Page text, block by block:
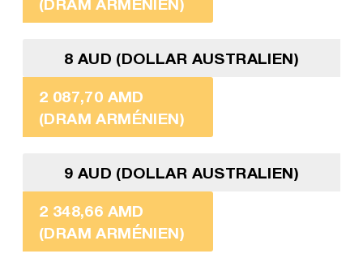
8 AUD (DOLLAR AUSTRALIEN)
2 087,70 AMD
(DRAM ARMÉNIEN)
9 AUD (DOLLAR AUSTRALIEN)
2 348,66 AMD
(DRAM ARMÉNIEN)